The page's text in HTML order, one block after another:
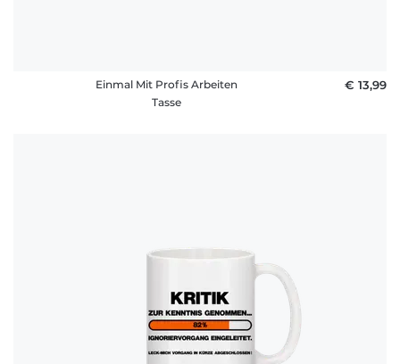
Einmal Mit Profis Arbeiten
Tasse
€ 13,99